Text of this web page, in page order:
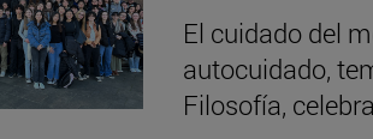
El cuidado del
autocuidado,
Filosofía,